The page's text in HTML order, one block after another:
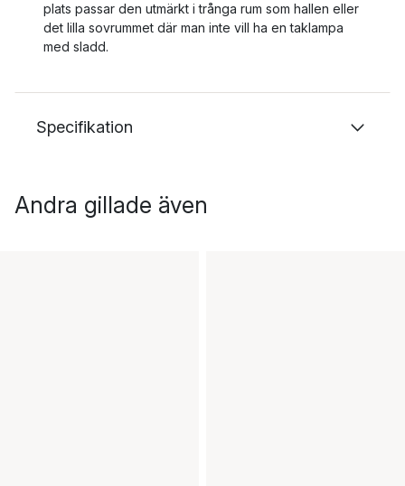
plats passar den utmärkt i trånga rum som hallen eller
det lilla sovrummet där man inte vill ha en taklampa
med sladd.
Specifikation
Andra gillade även